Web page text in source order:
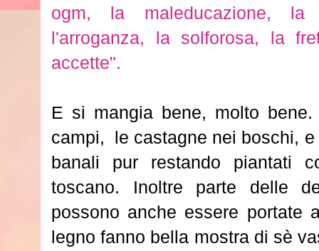
ogm, la maleducazione, la
l'arroganza, la solforosa, la
accette".
E si mangia bene, molto
campi, le castagne nei boschi,
banali pur restando piantati
toscano. Inoltre parte delle
possono anche essere portate
legno fanno bella mostra di sè